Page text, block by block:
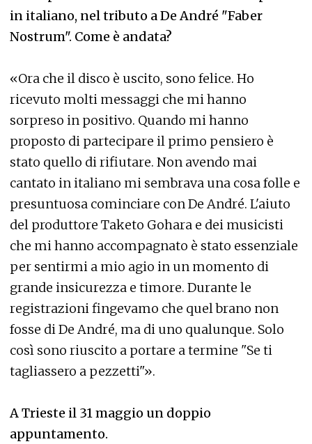
in italiano, nel tributo a De André "Faber
Nostrum". Come è andata?
«Ora che il disco è uscito, sono felice. Ho
ricevuto molti messaggi che mi hanno
sorpreso in positivo. Quando mi hanno
proposto di partecipare il primo pensiero è
stato quello di rifiutare. Non avendo mai
cantato in italiano mi sembrava una cosa folle e
presuntuosa cominciare con De André. L'aiuto
del produttore Taketo Gohara e dei musicisti
che mi hanno accompagnato è stato essenziale
per sentirmi a mio agio in un momento di
grande insicurezza e timore. Durante le
registrazioni fingevamo che quel brano non
fosse di De André, ma di uno qualunque. Solo
così sono riuscito a portare a termine "Se ti
tagliassero a pezzetti"».
A Trieste il 31 maggio un doppio
appuntamento.